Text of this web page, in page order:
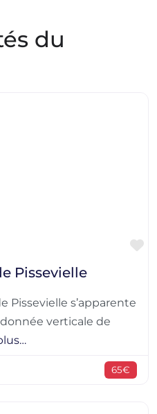
du
Pissevielle
Pissevielle s’apparente
verticale de
65€